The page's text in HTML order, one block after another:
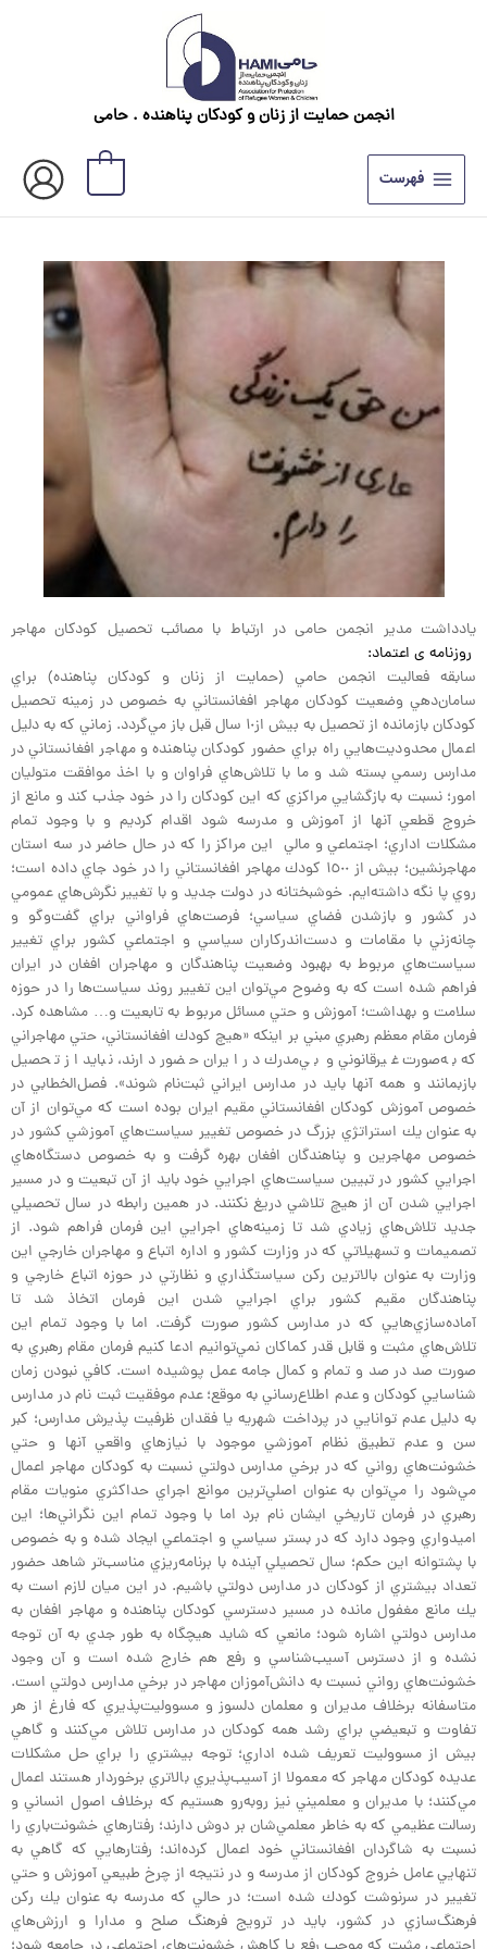
انجمن حمایت از زنان و کودکان پناهنده . حامی
فهرست
یادداشت مدیر انجمن حامی در ارتباط با مصائب تحصیل کودکان مهاجر
روزنامه ی اعتماد:
سابقه فعاليت انجمن حامي (حمايت از زنان و كودكان پناهنده) براي
سامان‌دهي وضعيت كودكان مهاجر افغانستاني به خصوص در زمينه تحصيل
كودكان بازمانده از تحصيل به بيش از١٠ سال قبل باز مي‌گردد. زماني كه به دليل
اعمال محدوديت‌هايي راه براي حضور كودكان پناهنده و مهاجر افغانستاني در
مدارس رسمي بسته شد و ما با تلاش‌هاي فراوان و با اخذ موافقت متوليان
امور؛ نسبت به بازگشايي مراكزي كه اين كودكان را در خود جذب كند و مانع از
خروج قطعي آنها از آموزش و مدرسه شود اقدام كرديم و با وجود تمام
مشكلات اداري؛ اجتماعي و مالي اين مراكز را كه در حال حاضر در سه استان
مهاجرنشين؛ بيش از ١٥٠٠ كودك مهاجر افغانستاني را در خود جاي داده است؛
روي پا نگه داشته‌ايم. خوشبختانه در دولت جديد و با تغيير نگرش‌هاي عمومي
در كشور و بازشدن فضاي سياسي؛ فرصت‌هاي فراواني براي گفت‌وگو و
چانه‌زني با مقامات و دست‌اندركاران سياسي و اجتماعي كشور براي تغيير
سياست‌هاي مربوط به بهبود وضعيت پناهندگان و مهاجران افغان در ايران
فراهم شده است كه به وضوح مي‌توان اين تغيير روند سياست‌ها را در حوزه
سلامت و بهداشت؛ آموزش و حتي مسائل مربوط به تابعيت و… مشاهده كرد.
فرمان مقام معظم رهبري مبني بر اينكه «هيچ كودك افغانستاني، حتي مهاجراني
كه به‌صورت غيرقانوني و بي‌مدرك در ايران حضور دارند، نبايد از تحصيل
بازبمانند و همه آنها بايد در مدارس ايراني ثبت‌نام شوند». فصل‌الخطابي در
خصوص آموزش كودكان افغانستاني مقيم ايران بوده است كه مي‌توان از آن
به عنوان يك استراتژي بزرگ در خصوص تغيير سياست‌هاي آموزشي كشور در
خصوص مهاجرين و پناهندگان افغان بهره گرفت و به خصوص دستگاه‌هاي
اجرايي كشور در تبيين سياست‌هاي اجرايي خود بايد از آن تبعيت و در مسير
اجرايي شدن آن از هيچ تلاشي دريغ نكنند. در همين رابطه در سال تحصيلي
جديد تلاش‌هاي زيادي شد تا زمينه‌هاي اجرايي اين فرمان فراهم شود. از
تصميمات و تسهيلاتي كه در وزارت كشور و اداره اتباع و مهاجران خارجي اين
وزارت به عنوان بالاترين ركن سياستگذاري و نظارتي در حوزه اتباع خارجي و
پناهندگان مقيم كشور براي اجرايي شدن اين فرمان اتخاذ شد تا
آماده‌سازي‌هايي كه در مدارس كشور صورت گرفت. اما با وجود تمام اين
تلاش‌هاي مثبت و قابل قدر كماكان نمي‌توانيم ادعا كنيم فرمان مقام رهبري به
صورت صد در صد و تمام و كمال جامه عمل پوشيده است. كافي نبودن زمان
شناسايي كودكان و عدم اطلاع‌رساني به موقع؛ عدم موفقيت ثبت نام در مدارس
به دليل عدم توانايي در پرداخت شهريه يا فقدان ظرفيت پذيرش مدارس؛ كبر
سن و عدم تطبيق نظام آموزشي موجود با نيازهاي واقعي آنها و حتي
خشونت‌هاي رواني كه در برخي مدارس دولتي نسبت به كودكان مهاجر اعمال
مي‌شود را مي‌توان به عنوان اصلي‌ترين موانع اجراي حداكثري منويات مقام
رهبري در فرمان تاريخي ايشان نام برد اما با وجود تمام اين نگراني‌ها؛ اين
اميدواري وجود دارد كه در بستر سياسي و اجتماعي ايجاد شده و به خصوص
با پشتوانه اين حكم؛ سال تحصيلي آينده با برنامه‌ريزي مناسب‌تر شاهد حضور
تعداد بيشتري از كودكان در مدارس دولتي باشيم. در اين ميان لازم است به
يك مانع مغفول مانده در مسير دسترسي كودكان پناهنده و مهاجر افغان به
مدارس دولتي اشاره شود؛ مانعي كه شايد هيچگاه به طور جدي به آن توجه
نشده و از دسترس آسيب‌شناسي و رفع هم خارج شده است و آن وجود
خشونت‌هاي رواني نسبت به دانش‌آموزان مهاجر در برخي مدارس دولتي است.
متاسفانه برخلاف مديران و معلمان دلسوز و مسووليت‌پذيري كه فارغ از هر
تفاوت و تبعيضي براي رشد همه كودكان در مدارس تلاش مي‌كنند و گاهي
بيش از مسووليت تعريف شده اداري؛ توجه بيشتري را براي حل مشكلات
عديده كودكان مهاجر كه معمولا از آسيب‌پذيري بالاتري برخوردار هستند اعمال
مي‌كنند؛ با مديران و معلميني نيز روبه‌رو هستيم كه برخلاف اصول انساني و
رسالت عظيمي كه به خاطر معلمي‌شان بر دوش دارند؛ رفتارهاي خشونت‌باري را
نسبت به شاگردان افغانستاني خود اعمال كرده‌اند؛ رفتارهايي كه گاهي به
تنهايي عامل خروج كودكان از مدرسه و در نتيجه از چرخ طبيعي آموزش و حتي
تغيير در سرنوشت كودك شده است؛ در حالي كه مدرسه به عنوان يك ركن
فرهنگ‌سازي در كشور، بايد در ترويج فرهنگ صلح و مدارا و ارزش‌هاي